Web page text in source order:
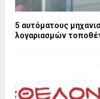
5 αυτόματους
λογαριασμών